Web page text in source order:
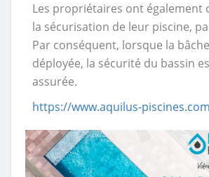
Les propriétaires ont également
la sécurisation de leur piscine,
Par conséquent, lorsque la
déployée, la sécurité du bassin
assurée.
https://www.aquilus-